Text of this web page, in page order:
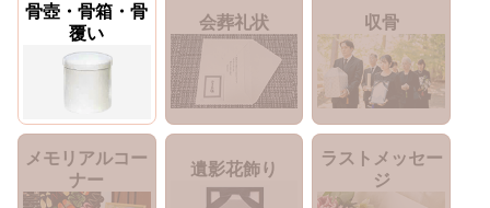
骨壺・骨箱・骨
覆い
会葬礼状 収骨
メモリアルコー
ナー
遺影花飾り
ラストメッセー
ジ